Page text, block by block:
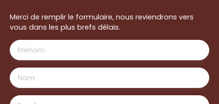
Merci de remplir le formulaire, nous reviendrons vers
vous dans les plus brefs délais.
Prénom
Nom